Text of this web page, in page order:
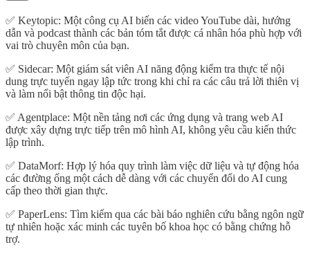
✅ Keytopic: Một công cụ AI biến các video YouTube dài, hướng
dẫn và podcast thành các bản tóm tắt được cá nhân hóa phù hợp với
vai trò chuyên môn của bạn.
✅ Sidecar: Một giám sát viên AI năng động kiểm tra thực tế nội
dung trực tuyến ngay lập tức trong khi chỉ ra các câu trả lời thiên vị
và làm nổi bật thông tin độc hại.
✅ Agentplace: Một nền tảng nơi các ứng dụng và trang web AI
được xây dựng trực tiếp trên mô hình AI, không yêu cầu kiến ​​thức
lập trình.
✅ DataMorf: Hợp lý hóa quy trình làm việc dữ liệu và tự động hóa
các đường ống một cách dễ dàng với các chuyển đổi do AI cung
cấp theo thời gian thực.
✅ PaperLens: Tìm kiếm qua các bài báo nghiên cứu bằng ngôn ngữ
tự nhiên hoặc xác minh các tuyên bố khoa học có bằng chứng hỗ
trợ.